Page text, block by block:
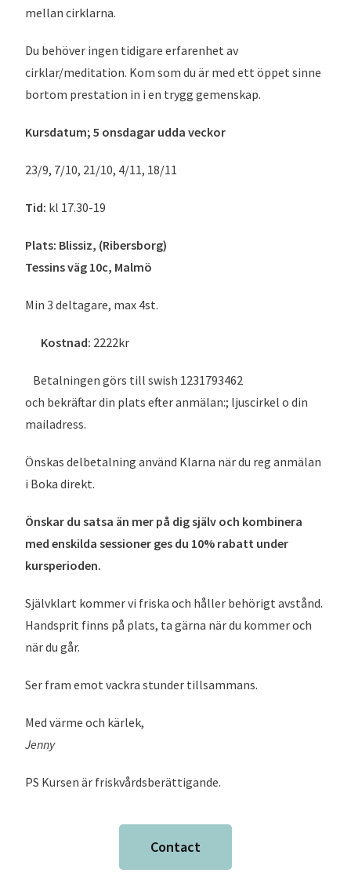
mellan cirklarna.
Du behöver ingen tidigare erfarenhet av
cirklar/meditation. Kom som du är med ett öppet sinne
bortom prestation in i en trygg gemenskap.
Kursdatum; 5 onsdagar udda veckor
23/9, 7/10, 21/10, 4/11, 18/11
Tid: kl 17.30-19
Plats: Blissiz, (Ribersborg)
Tessins väg 10c, Malmö
Min 3 deltagare, max 4st.
Kostnad: 2222kr
Betalningen görs till swish 1231793462
och bekräftar din plats efter anmälan:; ljuscirkel o din
mailadress.
Önskas delbetalning använd Klarna när du reg anmälan
i Boka direkt.
Önskar du satsa än mer på dig själv och kombinera
med enskilda sessioner ges du 10% rabatt under
kursperioden.
Självklart kommer vi friska och håller behörigt avstånd.
Handsprit finns på plats, ta gärna när du kommer och
när du går.
Ser fram emot vackra stunder tillsammans.
Med värme och kärlek,
Jenny
PS Kursen är friskvårdsberättigande.
Contact